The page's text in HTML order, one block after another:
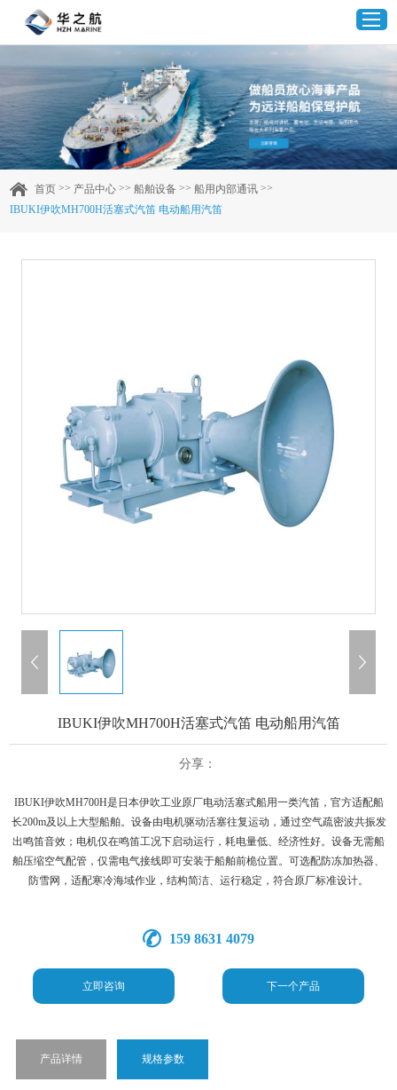
首页
产品中心
企业实力
客户案例
首页 >> 产品中心 >>船舶设备 >>船用内部通讯 >>
IBUKI伊吹MH700H活塞式汽笛 电动船用汽笛
IBUKI伊吹MH700H活塞式汽笛 电动船用汽笛
分享：
IBUKI伊吹MH700H是日本伊吹工业原厂电动活塞式船用一类汽笛，官方适配船
长200m及以上大型船舶。设备由电机驱动活塞往复运动，通过空气疏密波共振发
出鸣笛音效；电机仅在鸣笛工况下启动运行，耗电量低、经济性好。设备无需船
舶压缩空气配管，仅需电气接线即可安装于船舶前桅位置。可选配防冻加热器、
防雪网，适配寒冷海域作业，结构简洁、运行稳定，符合原厂标准设计。
159 8631 4079
立即咨询 下一个产品
产品详情 规格参数